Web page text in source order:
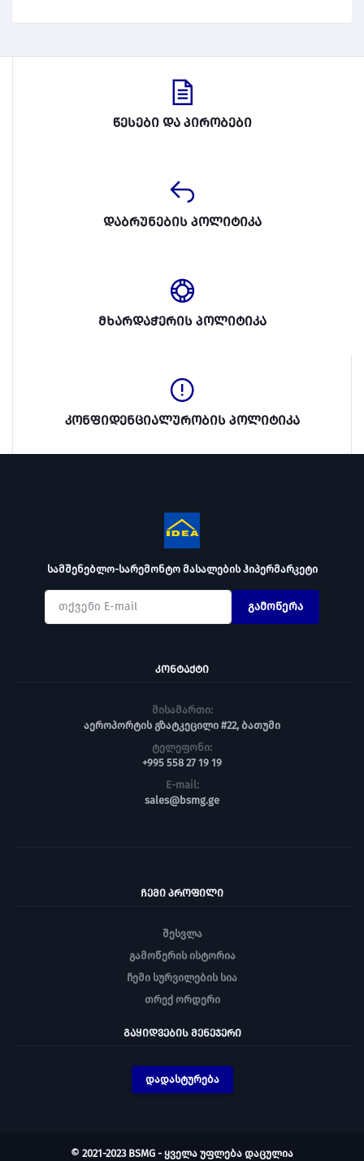
წესები და პირობები
დაბრუნების პოლიტიკა
მხარდაჭერის პოლიტიკა
კონფიდენციალურობის პოლიტიკა
სამშენებლო-სარემონტო მასალების ჰიპერმარკეტი
გამოწერა
ᲙᲝᲜᲢᲐᲥᲢᲘ
მისამართი:
აეროპორტის გზატკეცილი #22, ბათუმი
ტელეფონი:
+995 558 27 19 19
E-mail:
sales@bsmg.ge
ᲩᲔᲛᲘ ᲞᲠᲝᲤᲘᲚᲘ
შესვლა
გამოწერის ისტორია
ჩემი სურვილების სია
თრექ ორდერი
ᲒᲐᲧᲘᲓᲕᲔᲑᲘᲡ ᲛᲔᲜᲔᲯᲔᲠᲘ
დადასტურება
© 2021-2023 BSMG - ყველა უფლება დაცულია